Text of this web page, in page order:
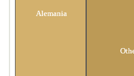
Alemania